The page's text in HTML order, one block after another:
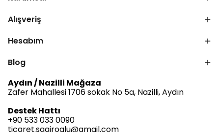
Alışveriş
Hesabım
Blog
Aydın / Nazilli Mağaza
Zafer Mahallesi 1706 sokak No 5a, Nazilli, Aydın
Destek Hattı
+90 533 033 0090
ticaret.sagiroglu@gmail.com